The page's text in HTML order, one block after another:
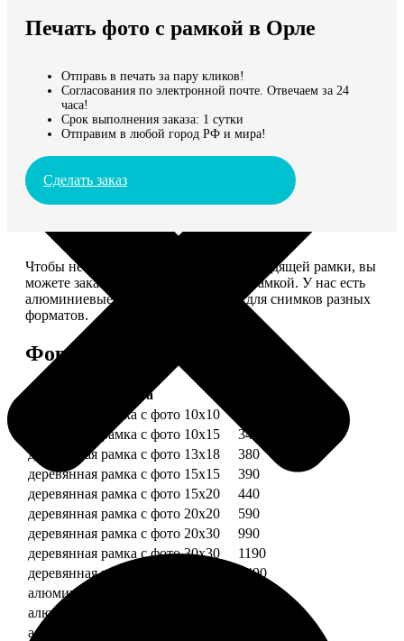
Мы доставляем по всему миру
Продолжить без города
Печать фото с рамкой в Орле
Отправь в печать за пару кликов!
Согласования по электронной почте. Отвечаем за 24
часа!
Срок выполнения заказа: 1 сутки
Отправим в любой город РФ и мира!
Сделать заказ
Чтобы не тратить время на поиск подходящей рамки, вы
можете заказать печать фото сразу с рамкой. У нас есть
алюминиевые и деревянные рамки для снимков разных
форматов.
Форматы и цены
Услуга
деревянная рамка с фото 10х10
деревянная рамка с фото 10х15
340
деревянная рамка с фото 13х18
380
деревянная рамка с фото 15х15
390
деревянная рамка с фото 15х20
440
деревянная рамка с фото 20х20
590
деревянная рамка с фото 20х30
990
деревянная рамка с фото 30х30
1190
деревянная рамка с фото 30х40
1490
алюминиевая рамка с фото 10х15
алюминиевая рамка с фото 20х30
алюминиевая рамка с фото 30х40